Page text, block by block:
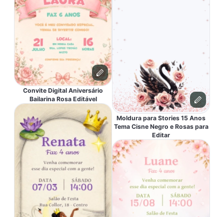
Convite Digital Aniversário
Bailarina Rosa Editável
Moldura para Stories 15 Anos
Tema Cisne Negro e Rosas para
Editar